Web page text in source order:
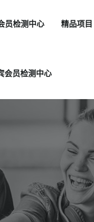
员检测中心 精品项目
会员检测中心